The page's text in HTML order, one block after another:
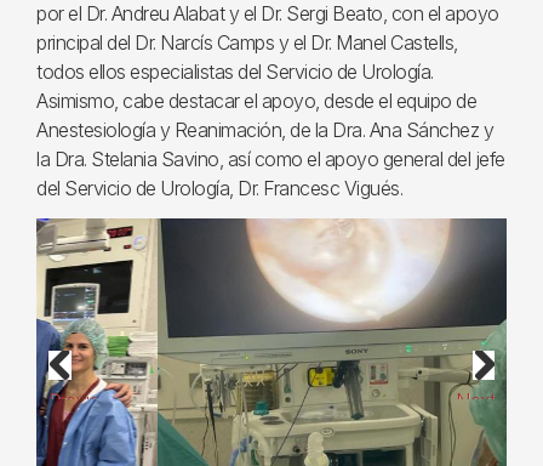
por el Dr. Andreu Alabat y el Dr. Sergi Beato, con el apoyo
principal del Dr. Narcís Camps y el Dr. Manel Castells,
todos ellos especialistas del Servicio de Urología.
Asimismo, cabe destacar el apoyo, desde el equipo de
Anestesiología y Reanimación, de la Dra. Ana Sánchez y
la Dra. Stelania Savino, así como el apoyo general del jefe
del Servicio de Urología, Dr. Francesc Vigués.
Previous Next